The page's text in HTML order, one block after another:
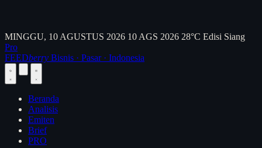
MINGGU, 10 AGUSTUS 2026 10 AGS 2026 28°C Edisi Siang
Pro
FEEDberry Bisnis · Pasar · Indonesia
Beranda
Analisis
Emiten
Brief
PRO